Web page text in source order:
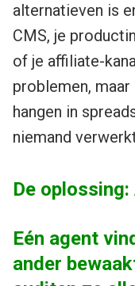
alternatieven is
CMS, je
of je affiliate-
problemen,
hangen in
niemand
De
Eén agent
ander